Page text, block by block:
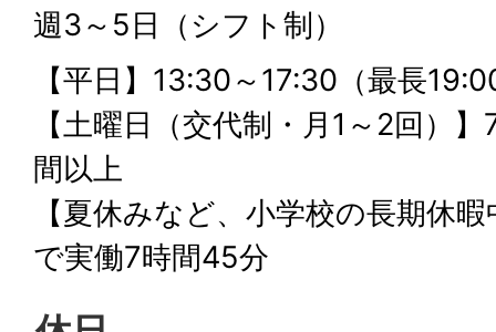
週3～5日（シフト制）
【平日】13:30～17:30（最長
【土曜日（交代制・月1～2回）
間以上
【夏休みなど、小学校の長期休
で実働7時間45分